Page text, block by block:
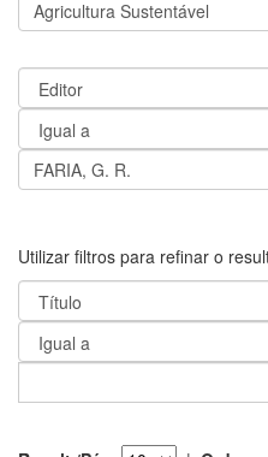
Utilizar filtros para refinar o